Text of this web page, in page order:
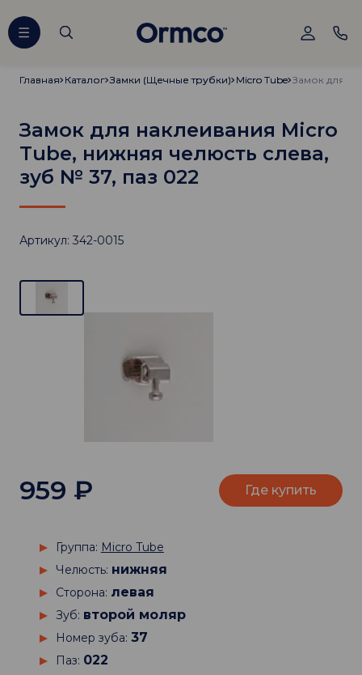
Главная
Главная Каталог
Каталог Замки (Щечные трубки)
Замки (Щечные трубки) Micro Tube
Micro Tube
Замок для наклеивания Micro
Tube, нижняя челюсть слева,
зуб № 37, паз 022
Артикул: 342-0015
Группа: Micro Tube
Челюсть: нижняя
Сторона: левая
Зуб: второй моляр
Номер зуба: 37
Паз: 022
959 ₽ Где купить